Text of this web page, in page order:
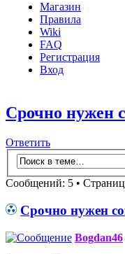
Магазин
Правила
Wiki
FAQ
Регистрация
Вход
Срочно нужен
Ответить
Сообщений: 5 •
Срочно нужен
Bogdan46